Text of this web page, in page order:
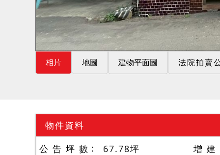
相片 地圖 建物平面圖 法院拍賣
物件資料
公 告 坪 數
67.78坪
增 建